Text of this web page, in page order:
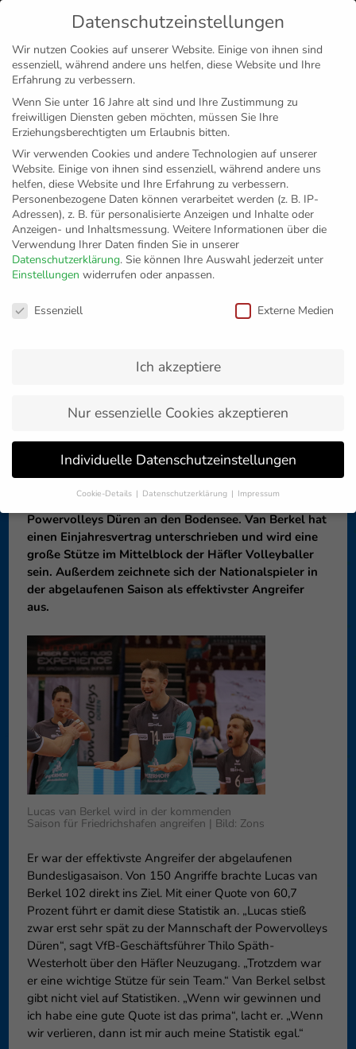
MENÜ
Disclaimer Impressum Datenschutz
Der effektivste
nach der Verpflichtung von Libero Blair Bann, den
Wie Bann wechselt der 2,10-Meter-Riese von den
Powervolleys Düren an den Bodensee. Van Berkel hat
einen Einjahresvertrag unterschrieben und wird eine
große Stütze im Mittelblock der Häfler Volleyballer
sein. Außerdem zeichnete sich der Nationalspieler in
der abgelaufenen Saison als effektivster Angreifer
aus.
Lucas van Berkel wird in der kommenden
Saison für Friedrichshafen angreifen | Bild: Zons
Er war der effektivste Angreifer der abgelaufenen
Bundesligasaison. Von 150 Angriffe brachte Lucas van
Berkel 102 direkt ins Ziel. Mit einer Quote von 60,7
Prozent führt er damit diese Statistik an. „Lucas stieß
zwar erst sehr spät zu der Mannschaft der Powervolleys
Düren“, sagt VfB-Geschäftsführer Thilo Späth-
Westerholt über den Häfler Neuzugang. „Trotzdem war
er eine wichtige Stütze für sein Team.“ Van Berkel selbst
gibt nicht viel auf Statistiken. „Wenn wir gewinnen und
ich habe eine gute Quote ist das prima“, lacht er. „Wenn
wir verlieren, dann ist mir auch meine Statistik egal.“
Datenschutzeinstellungen
Wir nutzen Cookies auf unserer Website. Einige von ihnen sind
essenziell, während andere uns helfen, diese Website und Ihre
Erfahrung zu verbessern.
Wenn Sie unter 16 Jahre alt sind und Ihre Zustimmung zu
freiwilligen Diensten geben möchten, müssen Sie Ihre
Erziehungsberechtigten um Erlaubnis bitten.
Wir verwenden Cookies und andere Technologien auf unserer
Website. Einige von ihnen sind essenziell, während andere uns
helfen, diese Website und Ihre Erfahrung zu verbessern.
Personenbezogene Daten können verarbeitet werden (z. B. IP-
Adressen), z. B. für personalisierte Anzeigen und Inhalte oder
Anzeigen- und Inhaltsmessung. Weitere Informationen über die
Verwendung Ihrer Daten finden Sie in unserer
Datenschutzerklärung. Sie können Ihre Auswahl jederzeit unter
Einstellungen widerrufen oder anpassen.
Datenschutzeinstellungen
Essenziell Externe Medien
Ich akzeptiere
Nur essenzielle Cookies akzeptieren
Individuelle Datenschutzeinstellungen
Cookie-Details Datenschutzerklärung Impressum
Datenschutzeinstellungen
Wenn Sie unter 16 Jahre alt sind und Ihre Zustimmung zu
freiwilligen Diensten geben möchten, müssen Sie Ihre
Erziehungsberechtigten um Erlaubnis bitten.
Wir verwenden Cookies und andere Technologien auf unserer
Website. Einige von ihnen sind essenziell, während andere uns
Personenbezogene Daten können verarbeitet werden (z. B. IP-
Adressen), z. B. für personalisierte Anzeigen und Inhalte oder
Anzeigen- und Inhaltsmessung. Weitere Informationen über die
Verwendung Ihrer Daten finden Sie in unserer
Datenschutzerklärung
Hier finden Sie eine Übersicht über alle verwendeten Cookies. Sie
können Ihre Einwilligung zu ganzen Kategorien geben oder sich
weitere Informationen anzeigen lassen und so nur bestimmte
Cookies auswählen.
Speichern Nur essenzielle Cookies akzeptieren
Zurück
Essenziell (1)
Essenzielle Cookies ermöglichen grundlegende Funktionen und sind für
die einwandfreie Funktion der Website erforderlich.
Cookie-Informationen anzeigen
Externe Medien (6)
Inhalte von Videoplattformen und Social-Media-Plattformen werden
standardmäßig blockiert. Wenn Cookies von externen Medien akzeptiert
werden, bedarf der Zugriff auf diese Inhalte keiner manuellen
Einwilligung mehr.
Cookie-Informationen anzeigen